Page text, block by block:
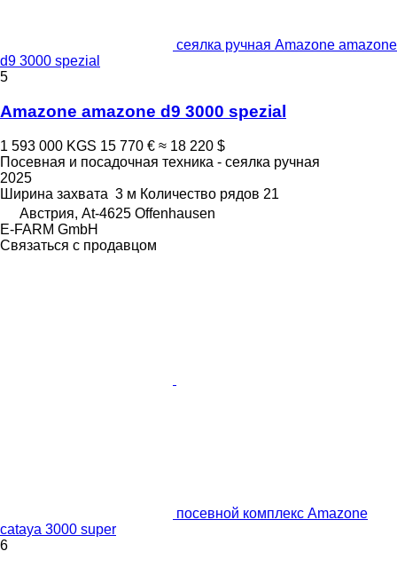
сеялка ручная Amazone amazone
d9 3000 spezial
5
Amazone amazone d9 3000 spezial
1 593 000 KGS 15 770 € ≈ 18 220 $
Посевная и посадочная техника - сеялка ручная
2025
Ширина захвата 3 м Количество рядов 21
Австрия, At-4625 Offenhausen
E-FARM GmbH
Связаться с продавцом
посевной комплекс Amazone
cataya 3000 super
6